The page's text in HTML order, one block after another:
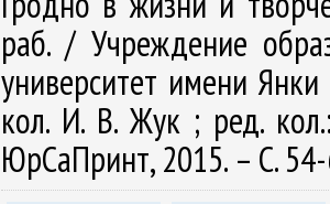
раб. / Учреждение
университет имени
кол. И. В. Жук ; ред.
ЮрСаПринт, 2015. – С.